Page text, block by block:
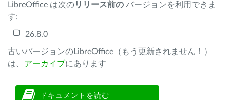
LibreOffice は次のリリース前の バージョンを利用できま
す:
26.8.0
古いバージョンのLibreOffice（もう更新されません！）
は、 アーカイブにあります
ドキュメントを読む